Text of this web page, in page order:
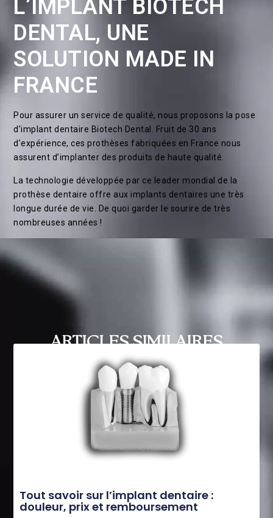
L’IMPLANT BIOTECH
DENTAL, UNE
SOLUTION MADE IN
FRANCE
Pour assurer un service de qualité, nous proposons la pose
d’implant dentaire Biotech Dental. Fruit de 30 ans
d’expérience, ces prothèses fabriquées en France nous
assurent d’implanter des produits de haute qualité.
La technologie développée par ce leader mondial de la
prothèse dentaire offre aux implants dentaires une très
longue durée de vie. De quoi garder le sourire de très
nombreuses années !
ARTICLES SIMILAIRES
Tout savoir sur l’implant dentaire :
douleur, prix et remboursement